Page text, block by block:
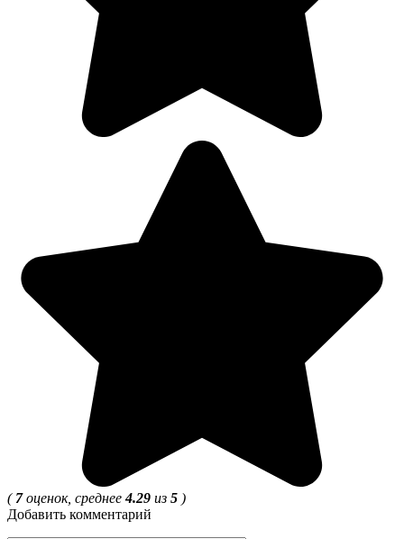
( 7оценок, среднее4.29 из 5 )
Добавить комментарий